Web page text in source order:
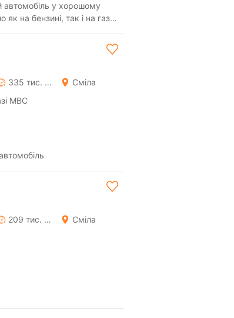
автомобіль у хорошому
як на бензині, так і на газу,
335 тис. км
Сміла
МВС
209 тис. км Сміла